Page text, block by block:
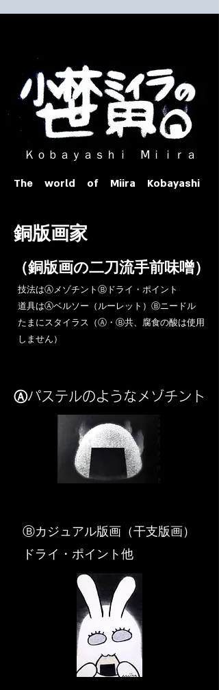
ｏｂａｙａｓｈｉ Ⅿｉｉｒａ​
The world of Miira Kobayashi
​銅版画家
​（銅版画の二刀流手前味噌）
​技法はⒶメゾチントⒷドライ・ポイント
道具はⒶベルソー（ルーレット）Ⓑニードル
​たまにスタイラス（Ⓐ・Ⓑ共、腐食の酸は使用
しません）
Ⓐパステルのようなメゾチント
​Ⓑカジュアル版画（干支版画）
ドライ・ポイント他